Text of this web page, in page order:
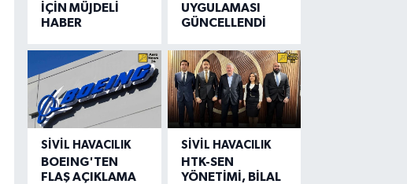
İÇİN MÜJDELİ
HABER
UYGULAMASI
GÜNCELLENDİ
SIVIL HAVACILIK
BOEING'TEN
FLAŞ AÇIKLAMA
SIVIL HAVACILIK
HTK-SEN
YÖNETİMİ, BİLAL